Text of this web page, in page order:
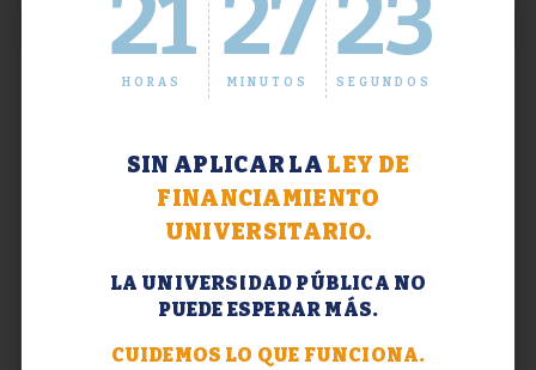
21
HORAS
27
MINUTOS
24
SEGUNDOS
SIN APLICAR LA LEY DE
FINANCIAMIENTO
UNIVERSITARIO.
LA UNIVERSIDAD PÚBLICA NO
PUEDE ESPERAR MÁS.
CUIDEMOS LO QUE FUNCIONA.
Extensión. Diplomaturas 2026.